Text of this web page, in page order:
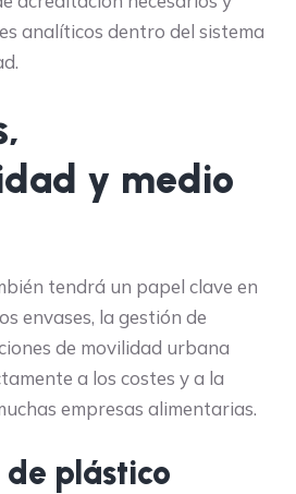
analíticos dentro del sistema
y medio
tendrá un papel clave en
envases, la gestión de
de movilidad urbana
a los costes y a la
empresas alimentarias.
de plástico